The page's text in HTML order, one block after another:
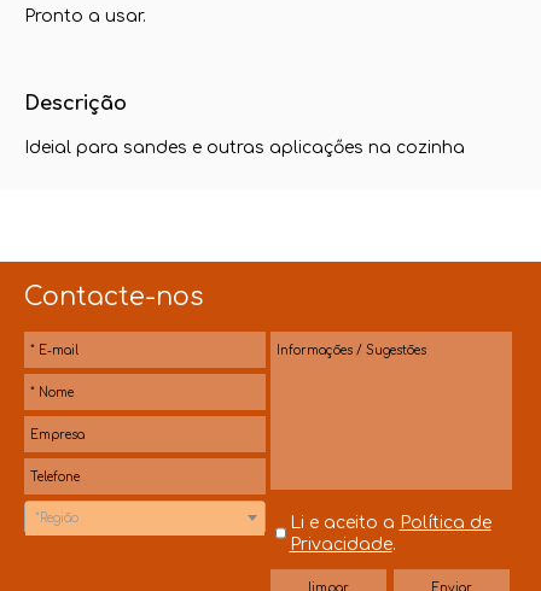
Pronto a usar.
Descrição
Ideial para sandes e outras aplicaçőes na cozinha
Contacte-nos
*Região Li e aceito a Política de
Privacidade.